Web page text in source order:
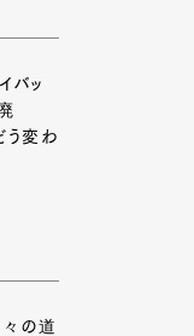
バッ
う変わ
の道